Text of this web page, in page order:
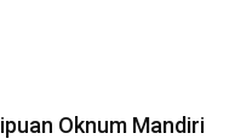
Oknum Mandiri